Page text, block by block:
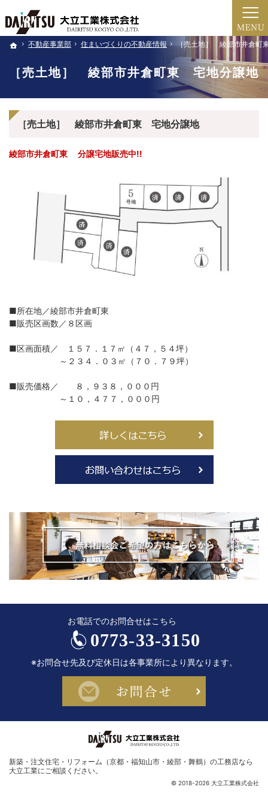
ホーム
不動産事業部 住まいづくりの不動産情報 ［売土地］ 綾部市井倉
［売土地］ 綾部市井倉町東 宅地分譲地
新築・注文住宅・家のリフォーム・土地売買（北近畿・福知山・綾部・舞鶴）の工務店な
新築・注文住宅・リフォーム（京都・福知山市・綾部・舞鶴）の工務店
［売土地］ 綾部市井倉町東 宅地分譲地
綾部市井倉町東 分譲宅地販売中!!
■所在地／綾部市井倉町東
■販売区画数／８区画
■区画面積／ １５７．１７㎡（４７，５４坪）
～２３４．０３㎡（７０．７９坪）
■販売価格／ ８，９３８，０００円
～１０，４７７，０００円
ホーム
不動産事業部 住まいづくりの不動産情報 ［売土地］ 綾部市井倉
お電話でのお問合せはこちら
0773-33-3150
※お問合せ先及び定休日は各事業所により異なります。
© 2018-2026 大立工業株式会社
新築・注文住宅・リフォーム（京都・福知山市・綾部・舞鶴）の工務店なら
大立工業にご相談ください。